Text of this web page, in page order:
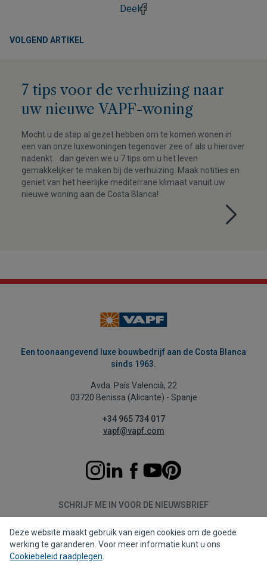
Deel
VOLGEND ARTIKEL
7 tips voor de verhuizing naar
uw nieuwe VAPF-woning
Mocht u de stap al gezet hebben om te komen wonen in
een van onze luxewoningen tegenover zee of als u hierover
nadenkt… dan geven we u 7 tips om u het leven
gemakkelijker te maken bij de verhuizing. Maak notities en
geniet van het heerlijke mediterrane klimaat vanuit uw
nieuwe woning aan de Costa Blanca!
Een toonaangevend luxe bouwbedrijf aan de Costa Blanca
sinds 1963.
Avda. País Valencià, 22
03720 Benissa (Alicante) - Spanje
+34 965 734 017
vapf@vapf.com
SCHRIJF ME IN VOOR DE NIEUWSBRIEF
Aanmelden
Deze website maakt gebruik van eigen cookies om de goede
werking te garanderen. Voor meer informatie kunt u ons
Cookiebeleid raadplegen